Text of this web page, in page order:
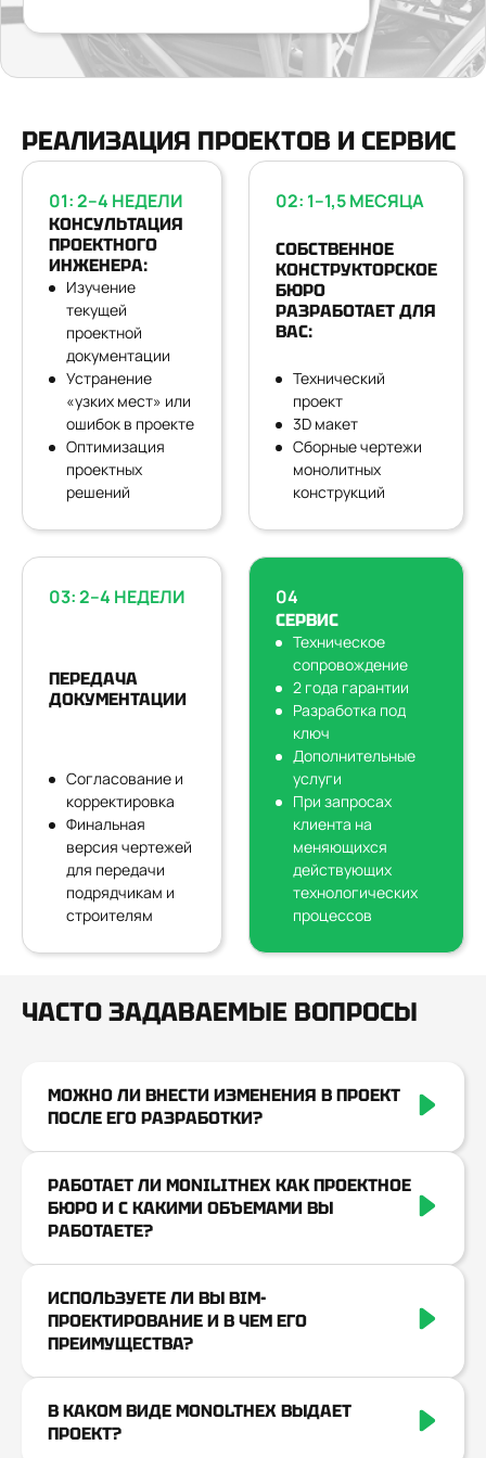
РЕАЛИЗАЦИЯ ПРОЕКТОВ И СЕРВИС
01: 2–4 НЕДЕЛИ
КОНСУЛЬТАЦИЯ
ПРОЕКТНОГО
ИНЖЕНЕРА:
Изучение
текущей
проектной
документации
Устранение
«узких мест» или
ошибок в проекте
Оптимизация
проектных
решений
02: 1–1,5 МЕСЯЦА
СОБСТВЕННОЕ
КОНСТРУКТОРСКОЕ
БЮРО
РАЗРАБОТАЕТ ДЛЯ
ВАС:
Технический
проект
3D макет
Сборные чертежи
монолитных
конструкций
03: 2–4 НЕДЕЛИ
ПЕРЕДАЧА
ДОКУМЕНТАЦИИ
Согласование и
корректировка
Финальная
версия чертежей
для передачи
подрядчикам и
строителям
04
СЕРВИС
Техническое
сопровождение
2 года гарантии
Разработка под
ключ
Дополнительные
услуги
При запросах
клиента на
меняющихся
действующих
технологических
процессов
ЧАСТО ЗАДАВАЕМЫЕ ВОПРОСЫ
МОЖНО ЛИ ВНЕСТИ ИЗМЕНЕНИЯ В ПРОЕКТ
ПОСЛЕ ЕГО РАЗРАБОТКИ?
это может привести к дополнительным затратам. Поэтому
лучше максимально точно сформулировать требования к
проекту на этапе технического задания
РАБОТАЕТ ЛИ MONILITHEX КАК ПРОЕКТНОЕ
БЮРО И С КАКИМИ ОБЪЕМАМИ ВЫ
РАБОТАЕТЕ?
занимаемся проектированием зданий и сооружений: от жилых
домов до промышленных объектов. Наши услуги включают
архитектуру, конструкции (КЖ, КМ, АР, КР), BIM-
проектирование и визуализацию
ИСПОЛЬЗУЕТЕ ЛИ ВЫ BIM-
ПРОЕКТИРОВАНИЕ И В ЧЕМ ЕГО
ПРЕИМУЩЕСТВА?
строительстве. Мы создаем точные 3D-модели зданий,
автоматизируем расчеты КЖ, КМ, АР, КР и ускоряем
согласование. Преимущества BIM-проектирования —
В КАКОМ ВИДЕ MONOLTHEX ВЫДАЕТ
ПРОЕКТ?